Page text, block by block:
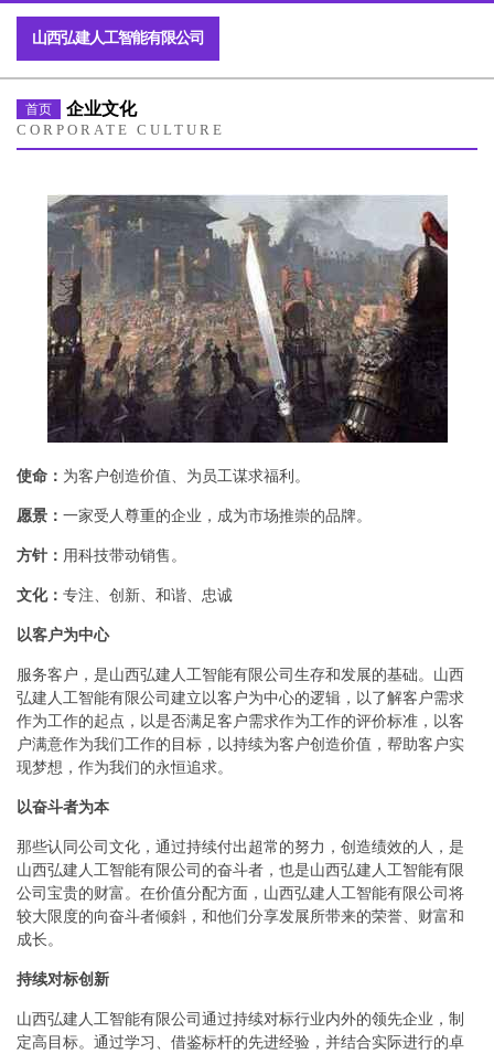
山西弘建人工智能有限公司
首页 企业文化
CORPORATE CULTURE
使命： 为客户创造价值、为员工谋求福利。
愿景： 一家受人尊重的企业，成为市场推崇的品牌。
方针： 用科技带动销售。
文化： 专注、创新、和谐、忠诚
以客户为中心
服务客户，是山西弘建人工智能有限公司生存和发展的基础。山西
弘建人工智能有限公司建立以客户为中心的逻辑，以了解客户需求
作为工作的起点，以是否满足客户需求作为工作的评价标准，以客
户满意作为我们工作的目标，以持续为客户创造价值，帮助客户实
现梦想，作为我们的永恒追求。
以奋斗者为本
那些认同公司文化，通过持续付出超常的努力，创造绩效的人，是
山西弘建人工智能有限公司的奋斗者，也是山西弘建人工智能有限
公司宝贵的财富。在价值分配方面，山西弘建人工智能有限公司将
较大限度的向奋斗者倾斜，和他们分享发展所带来的荣誉、财富和
成长。
持续对标创新
山西弘建人工智能有限公司通过持续对标行业内外的领先企业，制
定高目标。通过学习、借鉴标杆的先进经验，并结合实际进行的卓